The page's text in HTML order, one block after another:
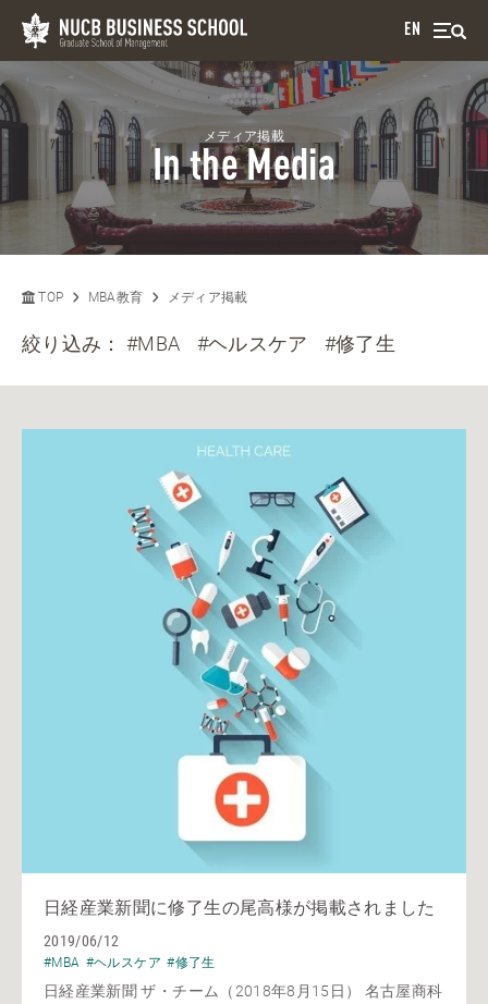
EN
メディア掲載
In the Media
TOP MBA教育 メディア掲載
絞り込み：#MBA #ヘルスケア #修了生
日経産業新聞に修了生の尾高様が掲載されました
2019/06/12
#MBA #ヘルスケア #修了生
日経産業新聞 ザ・チーム（2018年8月15日） 名古屋商科